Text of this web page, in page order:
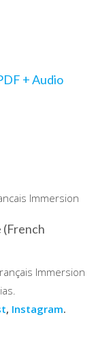
+ Audio
(French
, Instagram.